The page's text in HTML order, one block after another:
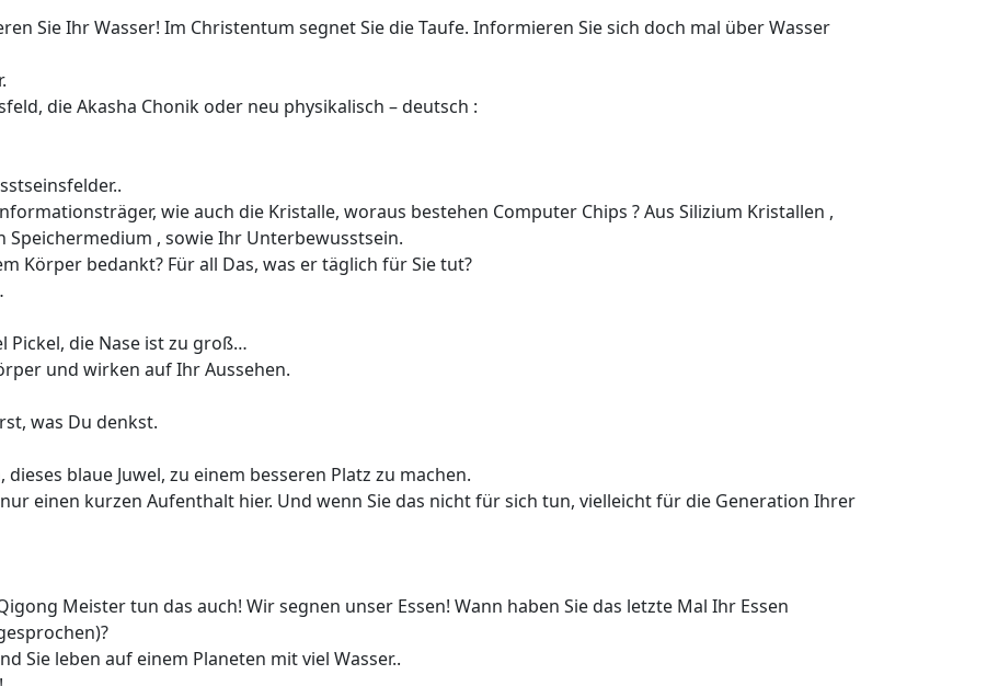
Sie Ihr Wasser! Im Christentum segnet Sie die Taufe. Informieren Sie sich doch mal über Wasser
die Akasha Chonik oder neu physikalisch – deutsch :
wie auch die Kristalle, woraus bestehen Computer Chips ? Aus Silizium Kristallen ,
Speichermedium , sowie Ihr Unterbewusstsein.
Körper bedankt? Für all Das, was er täglich für Sie tut?
Pickel, die Nase ist zu groß…
und wirken auf Ihr Aussehen.
was Du denkst.
blaue Juwel, zu einem besseren Platz zu machen.
einen kurzen Aufenthalt hier. Und wenn Sie das nicht für sich tun, vielleicht für die Generation Ihrer
Meister tun das auch! Wir segnen unser Essen! Wann haben Sie das letzte Mal Ihr Essen
Sie leben auf einem Planeten mit viel Wasser..